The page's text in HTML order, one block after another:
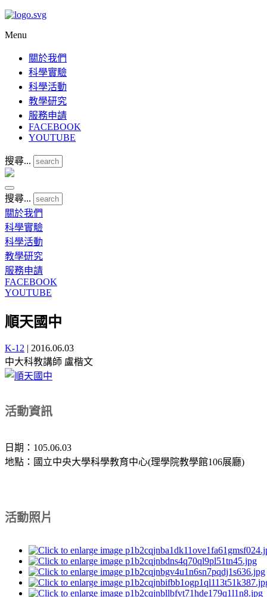
Menu
關於我們
科學實驗
科學活動
教學研究
服務申請
FACEBOOK
YOUTUBE
搜尋...
搜尋...
關於我們
科學實驗
科學活動
教學研究
服務申請
FACEBOOK
YOUTUBE
順天國中
K-12 | 2016.06.03
中大科教講師 盧楷文
活動資訊
日期：105.06.03
地點：國立中央大學科學教育中心(理學院教學館106展廳)
活動照片